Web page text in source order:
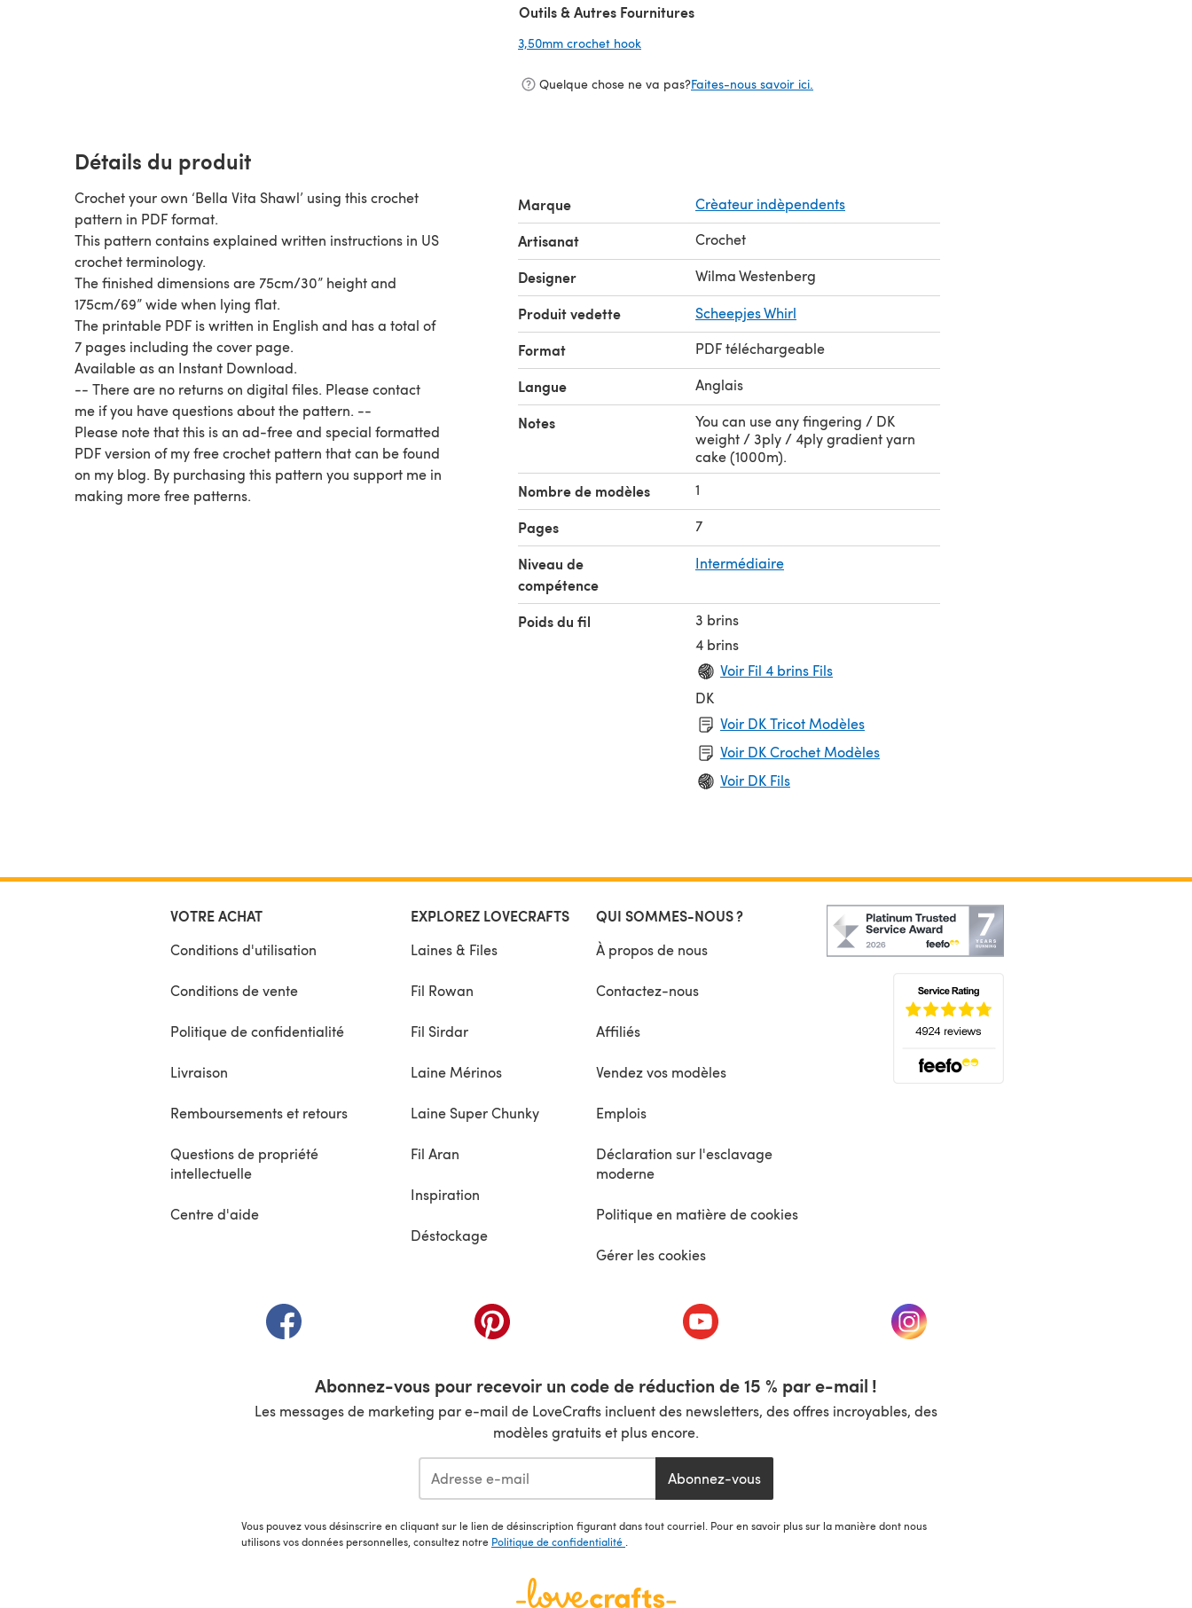
Outils & Autres Fournitures
3,50mm crochet hook
Quelque chose ne va pas?Faites-nous savoir ici.
Détails du produit
Crochet your own ‘Bella Vita Shawl’ using this crochet
pattern in PDF format.
This pattern contains explained written instructions in US
crochet terminology.
The finished dimensions are 75cm/30” height and
175cm/69” wide when lying flat.
The printable PDF is written in English and has a total of
7 pages including the cover page.
Available as an Instant Download.
-- There are no returns on digital files. Please contact
me if you have questions about the pattern. --
Please note that this is an ad-free and special formatted
PDF version of my free crochet pattern that can be found
on my blog. By purchasing this pattern you support me in
making more free patterns.
Marque Crèateur indèpendents
Artisanat Crochet
Designer Wilma Westenberg
Produit vedette Scheepjes Whirl
Format PDF téléchargeable
Langue Anglais
Notes
You can use any fingering / DK
weight / 3ply / 4ply gradient yarn
cake (1000m).
Nombre de modèles 1
Pages 7
Niveau de
compétence
Intermédiaire
Poids du fil
3 brins
4 brins
Voir Fil 4 brins Fils
DK
Voir DK Tricot Modèles
Voir DK Crochet Modèles
Voir DK Fils
VOTRE ACHAT
Conditions d'utilisation
Conditions de vente
Politique de confidentialité
Livraison
Remboursements et retours
Questions de propriété
intellectuelle
Centre d'aide
EXPLOREZ LOVECRAFTS
Laines & Files
Fil Rowan
Fil Sirdar
Laine Mérinos
Laine Super Chunky
Fil Aran
Inspiration
Déstockage
QUI SOMMES-NOUS ?
À propos de nous
Contactez-nous
Affiliés
Vendez vos modèles
Emplois
Déclaration sur l'esclavage
moderne
Politique en matière de cookies
Gérer les cookies
(s'ouvre dans un nouvel onglet) (s'ouvre dans un nouvel onglet) (s'ouvre dans un nouvel onglet) (s'ouvre dans un nouvel onglet)
Abonnez-vous pour recevoir un code de réduction de 15 % par e-mail !
Les messages de marketing par e-mail de LoveCrafts incluent des newsletters, des offres incroyables, des
modèles gratuits et plus encore.
Abonnez-vous
Vous pouvez vous désinscrire en cliquant sur le lien de désinscription figurant dans tout courriel. Pour en savoir plus sur la manière dont nous
utilisons vos données personnelles, consultez notre Politique de confidentialité